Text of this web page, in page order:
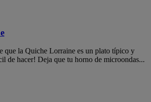
que la Quiche Lorraine es un plato típico y
de hacer! Deja que tu horno de microondas...